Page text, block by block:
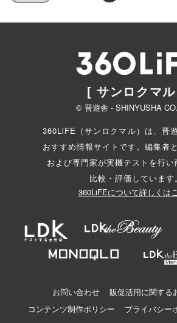
[ サンロクマ
© 晋遊舎 - SHINYUSHA
360LiFE（サンロクマル）は、晋
おすすめ情報サイトです。編集者
および専門家が実機テストを行い
比較・評価しています。
360LiFEについて詳しくは
お問い合わせ
販促活用に関する
コンテンツ制作ポリシー
プライバシー